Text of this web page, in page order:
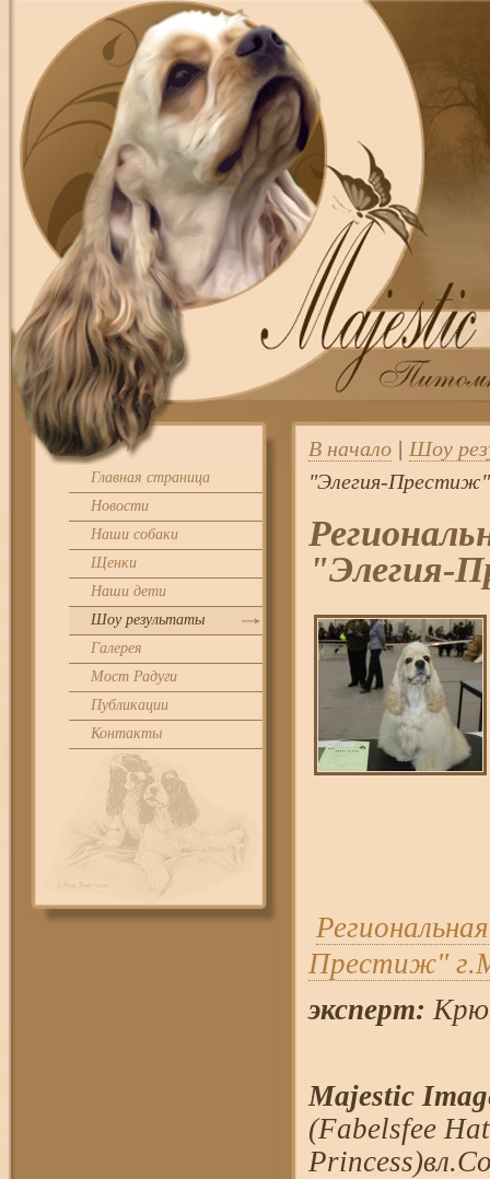
Главная страница
Новости
Наши собаки
Щенки
Наши дети
Шоу результаты
Галерея
Мост Радуги
Публикации
Контакты
В начало
Шоу
"Элегия-Престиж"
"Элегия-
Престиж"
эксперт:
Majestic
(Fabelsfee